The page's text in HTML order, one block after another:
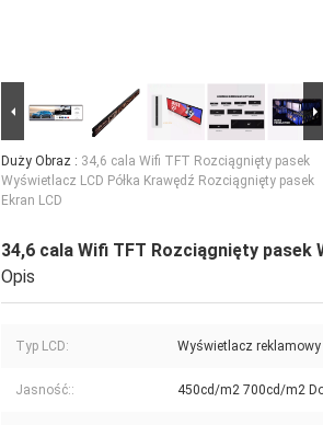
Duży Obraz : 34,6 cala Wifi TFT Rozciągnięty pasek
Wyświetlacz LCD Półka Krawędź Rozciągnięty pasek
Ekran LCD
34,6 cala Wifi TFT Rozciągnięty pasek
Opis
Typ LCD: Wyświetlacz reklamowy
Jasność:: 450cd/m2 700cd/m2